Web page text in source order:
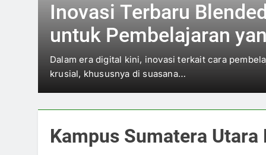
Inovasi Terbaru
untuk Pembelajaran
di dalam Lingkungan
Dalam era digital kini, inovasi terkait cara
krusial, khususnya di suasana…
Kampus Sumatera